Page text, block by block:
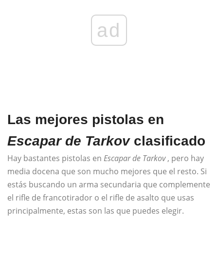
ad
Las mejores pistolas en
Escapar de Tarkovclasificado
Hay bastantes pistolas en Escapar de Tarkov, pero hay
media docena que son mucho mejores que el resto. Si
estás buscando un arma secundaria que complemente
el rifle de francotirador o el rifle de asalto que usas
principalmente, estas son las que puedes elegir.